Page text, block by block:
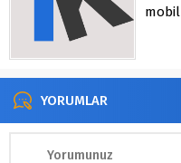
YORUMLAR